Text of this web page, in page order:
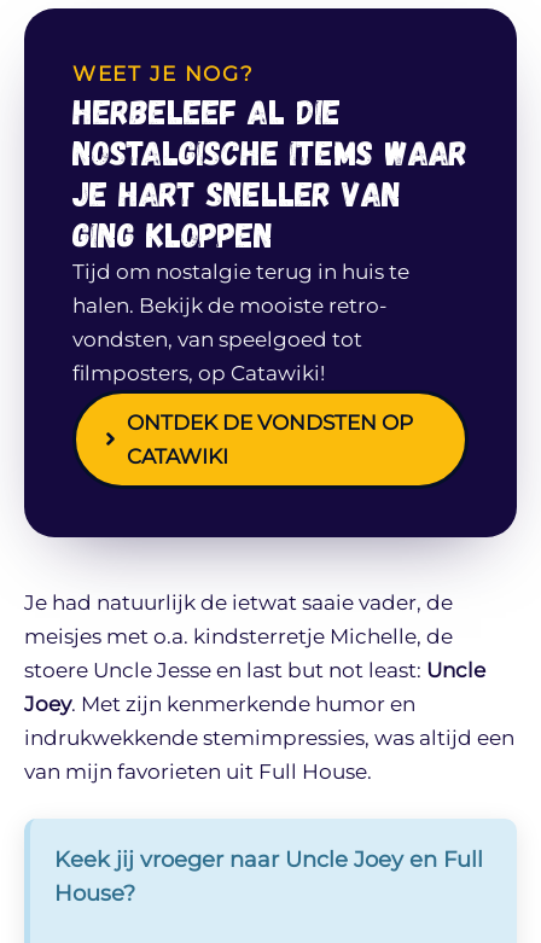
WEET JE NOG?
Herbeleef al die
nostalgische items waar
je hart sneller van
ging kloppen
Tijd om nostalgie terug in huis te
halen. Bekijk de mooiste retro-
vondsten, van speelgoed tot
filmposters, op Catawiki!
ONTDEK DE VONDSTEN OP
CATAWIKI
Je had natuurlijk de ietwat saaie vader, de
meisjes met o.a. kindsterretje Michelle, de
stoere Uncle Jesse en last but not least: Uncle
Joey. Met zijn kenmerkende humor en
indrukwekkende stemimpressies, was altijd een
van mijn favorieten uit Full House.
Keek jij vroeger naar Uncle Joey en Full
House?